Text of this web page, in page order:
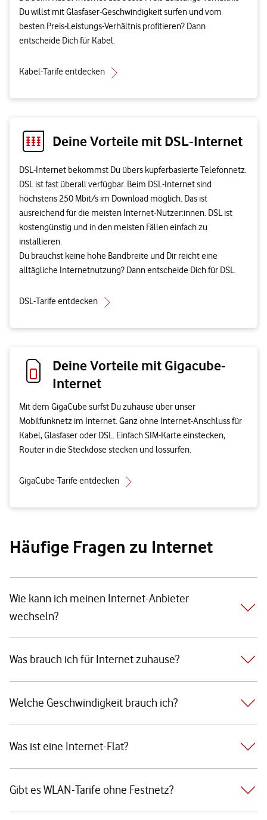
Du willst mit Glasfaser-Geschwindigkeit surfen und vom
besten Preis-Leistungs-Verhältnis profitieren? Dann
entscheide Dich für Kabel.
Kabel-Tarife entdecken
Deine Vorteile mit DSL-Internet
DSL-Internet bekommst Du übers kupferbasierte Telefonnetz.
DSL ist fast überall verfügbar. Beim DSL-Internet sind
höchstens 250 Mbit/s im Download möglich. Das ist
ausreichend für die meisten Internet-Nutzer:innen. DSL ist
kostengünstig und in den meisten Fällen einfach zu
installieren.
Du brauchst keine hohe Bandbreite und Dir reicht eine
alltägliche Internetnutzung? Dann entscheide Dich für DSL.
DSL-Tarife entdecken
Deine Vorteile mit Gigacube-
Internet
Mit dem GigaCube surfst Du zuhause über unser
Mobilfunknetz im Internet. Ganz ohne Internet-Anschluss für
Kabel, Glasfaser oder DSL. Einfach SIM-Karte einstecken,
Router in die Steckdose stecken und lossurfen.
GigaCube-Tarife entdecken
Häufige Fragen zu Internet
Wie kann ich meinen Internet-Anbieter
wechseln?
Was brauch ich für Internet zuhause?
Welche Geschwindigkeit brauch ich?
Was ist eine Internet-Flat?
Gibt es WLAN-Tarife ohne Festnetz?